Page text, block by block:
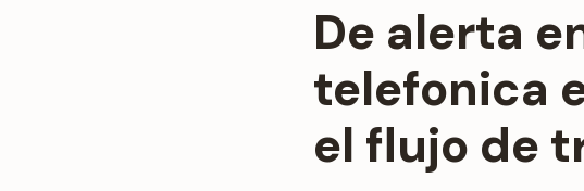
De alerta
telefonica
el flujo de